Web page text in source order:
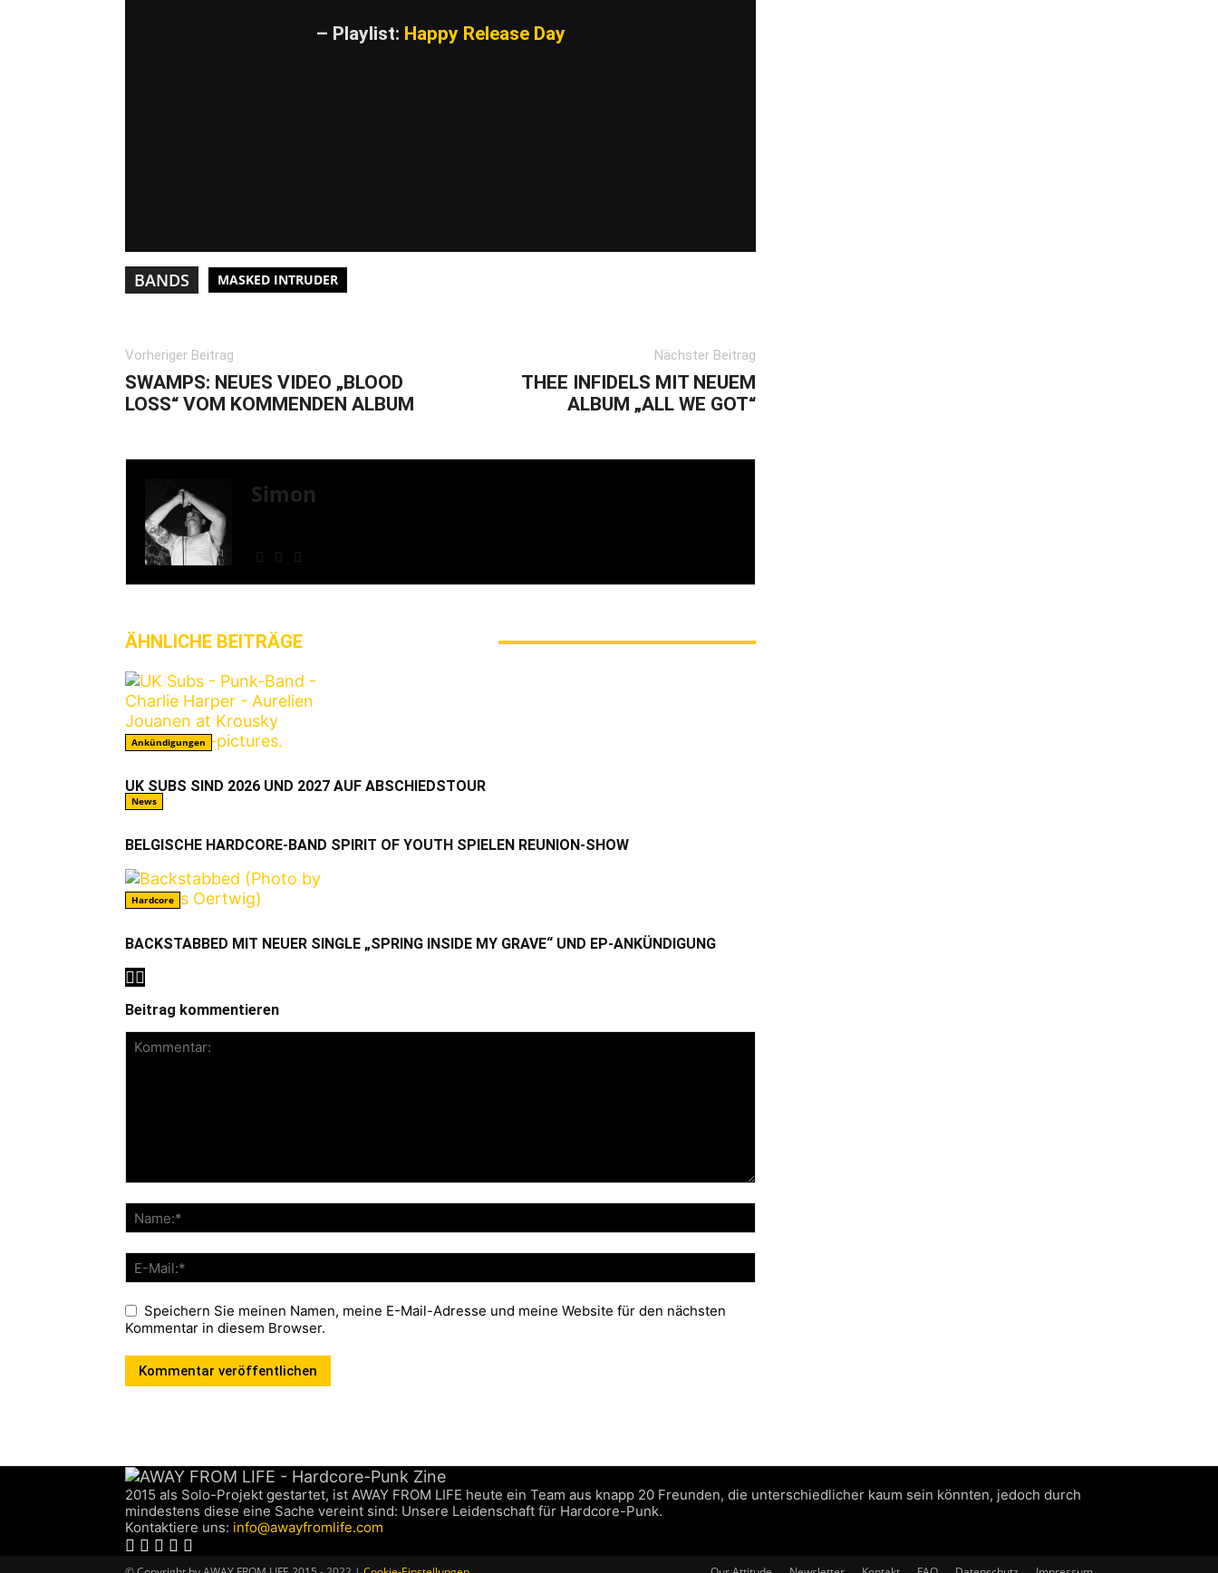
YouTube-Inhalte immer entsperren
– Playlist: Happy Release Day
BANDS MASKED INTRUDER
Vorheriger Beitrag
SWAMPS: NEUES VIDEO „BLOOD
LOSS“ VOM KOMMENDEN ALBUM
Nächster Beitrag
THEE INFIDELS MIT NEUEM
ALBUM „ALL WE GOT“
Simon
ÄHNLICHE BEITRÄGE
Ankündigungen
UK SUBS SIND 2026 UND 2027 AUF ABSCHIEDSTOUR
News
BELGISCHE HARDCORE-BAND SPIRIT OF YOUTH SPIELEN REUNION-SHOW
Hardcore
BACKSTABBED MIT NEUER SINGLE „SPRING INSIDE MY GRAVE“ UND EP-ANKÜNDIGUNG
Beitrag kommentieren
Speichern Sie meinen Namen, meine E-Mail-Adresse und meine Website für den nächsten
Kommentar in diesem Browser.
2015 als Solo-Projekt gestartet, ist AWAY FROM LIFE heute ein Team aus knapp 20 Freunden, die unterschiedlicher kaum sein könnten, jedoch durch
mindestens diese eine Sache vereint sind: Unsere Leidenschaft für Hardcore-Punk.
Kontaktiere uns: info@awayfromlife.com